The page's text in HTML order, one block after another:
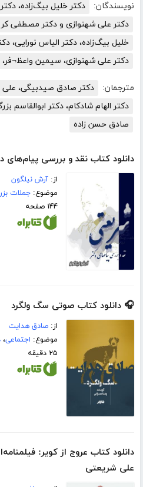
نویسندگان:
دکتر خلیل بیگ‌زاده،
دکتر علی شهنوازی و دکتر مصطفی
خلیل بیگ‌زاده، دکتر الیاس نورایی،
دکتر علی شهنوازی، سیمین
مترجمان:
دکتر صادق صیدبیگی، علی
دکتر الهام شادکام، دکتر ابوالقاسم
صادق حسن زاده
دانلود کتاب نقد و بررسی پیام‌های
از:آرش نیلگون
موضوع:جملات
۱۴۴ صفحه
🎧 دانلود کتاب صوتی سگ ولگرد
از:صادق هدایت
موضوع: اجتماعی،
۲۵ دقیقه
دانلود کتاب عروج از کویر:
علی شریعتی